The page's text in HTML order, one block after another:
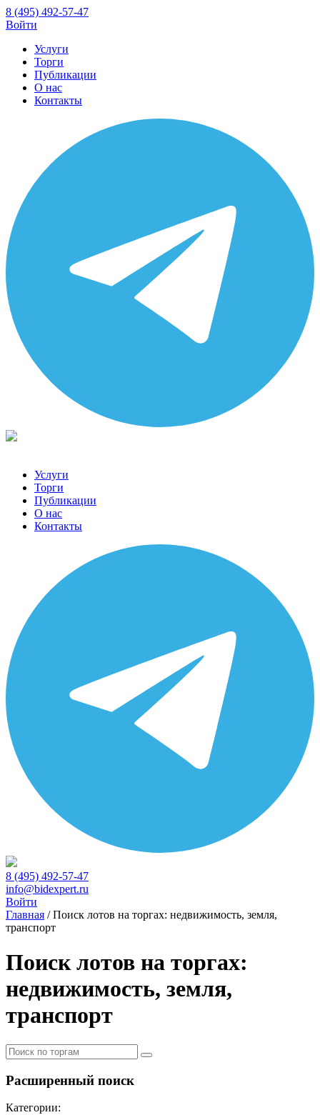
8 (495) 492-57-47
Войти
Услуги
Торги
Публикации
О нас
Контакты
Услуги
Торги
Публикации
О нас
Контакты
8 (495) 492-57-47
info@bidexpert.ru
Войти
Главная /Поиск лотов на торгах: недвижимость, земля,
транспорт
Поиск лотов на торгах:
недвижимость, земля,
транспорт
Расширенный поиск
Категории: